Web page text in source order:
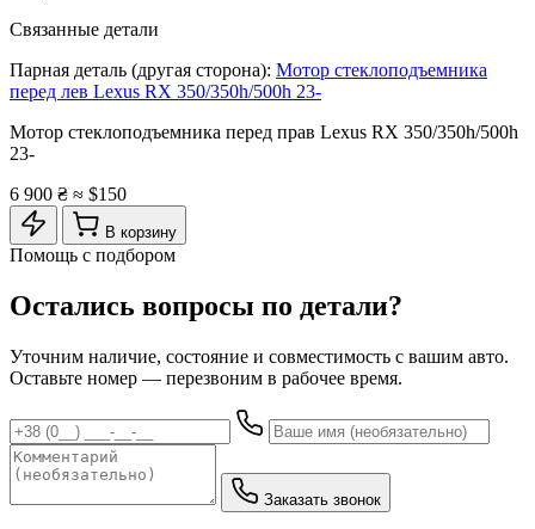
Связанные детали
Парная деталь (другая сторона): Мотор стеклоподъемника
перед лев Lexus RX 350/350h/500h 23-
Мотор стеклоподъемника перед прав Lexus RX 350/350h/500h
23-
6 900 ₴ ≈ $150
В корзину
Помощь с подбором
Остались вопросы по детали?
Уточним наличие, состояние и совместимость с вашим авто.
Оставьте номер — перезвоним в рабочее время.
Заказать звонок